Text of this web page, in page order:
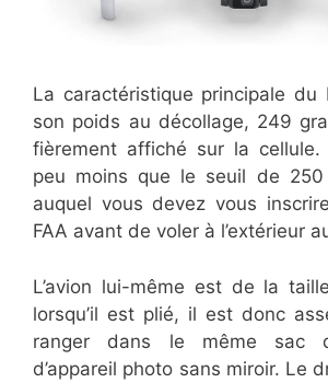
La caractéristique principale du
son poids au décollage, 249
fièrement affiché sur la cellule.
peu moins que le seuil de
auquel vous devez vous
FAA avant de voler à l’extérieur
L’avion lui-même est de la
lorsqu’il est plié, il est donc
ranger dans le même sac
d’appareil photo sans miroir. Le